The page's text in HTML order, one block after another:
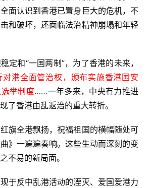
面认识到香港已置身巨大的危机，不
和破坏，还面临法治精神崩塌和年轻
定和“一国两制”，为了香港的未来，
对港全面管治权，颁布实施香港国安
举制度……一年多来，中央有力推进
了香港由乱返治的重大转折。
红旗全港飘扬，祝福祖国的横幅随处可
》一遍遍奏响。这些生动而深刻的变
不易的新局面。
于反中乱港活动的湮灭、爱国爱港力